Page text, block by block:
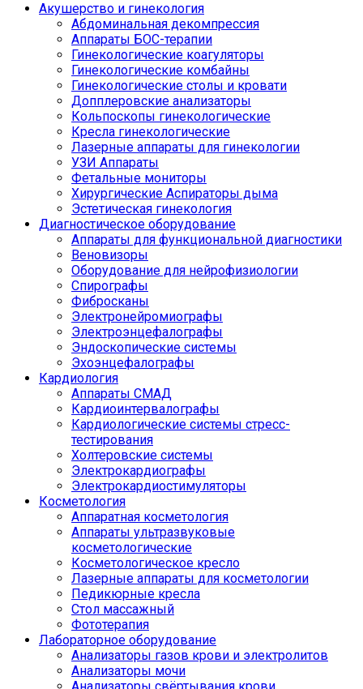
Акушерство и гинекология
Абдоминальная декомпрессия
Аппараты БОС-терапии
Гинекологические коагуляторы
Гинекологические комбайны
Гинекологические столы и кровати
Допплеровские анализаторы
Кольпоскопы гинекологические
Кресла гинекологические
Лазерные аппараты для гинекологии
УЗИ Аппараты
Фетальные мониторы
Хирургические Аспираторы дыма
Эстетическая гинекология
Диагностическое оборудование
Аппараты для функциональной диагностики
Веновизоры
Оборудование для нейрофизиологии
Спирографы
Фибросканы
Электронейромиографы
Электроэнцефалографы
Эндоскопические системы
Эхоэнцефалографы
Кардиология
Аппараты СМАД
Кардиоинтервалографы
Кардиологические системы стресс-
тестирования
Холтеровские системы
Электрокардиографы
Электрокардиостимуляторы
Косметология
Аппаратная косметология
Аппараты ультразвуковые
косметологические
Косметологическое кресло
Лазерные аппараты для косметологии
Педикюрные кресла
Стол массажный
Фототерапия
Лабораторное оборудование
Анализаторы газов крови и электролитов
Анализаторы мочи